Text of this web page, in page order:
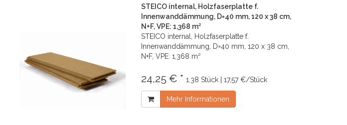
STEICO internal, Holzfaserplatte f.
Innenwanddämmung, D=40 mm, 120 x 38 cm,
N+F, VPE: 1,368 m²
STEICO internal, Holzfaserplatte f.
Innenwanddämmung, D=40 mm, 120 x 38 cm,
N+F, VPE: 1,368 m²
24,25 € * 1.38 Stück | 17,57 €/Stück
Mehr Informationen